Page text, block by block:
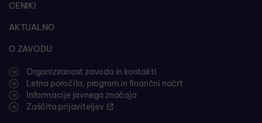
CENIKI
AKTUALNO
O ZAVODU
Organiziranost zavoda in kontakti
Letna poročila, program in finančni načrt
Informacije javnega značaja
Zaščita prijaviteljev